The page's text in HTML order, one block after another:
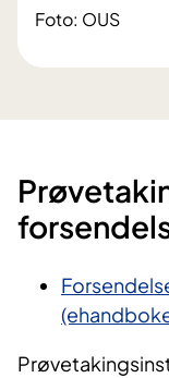
Foto: OUS